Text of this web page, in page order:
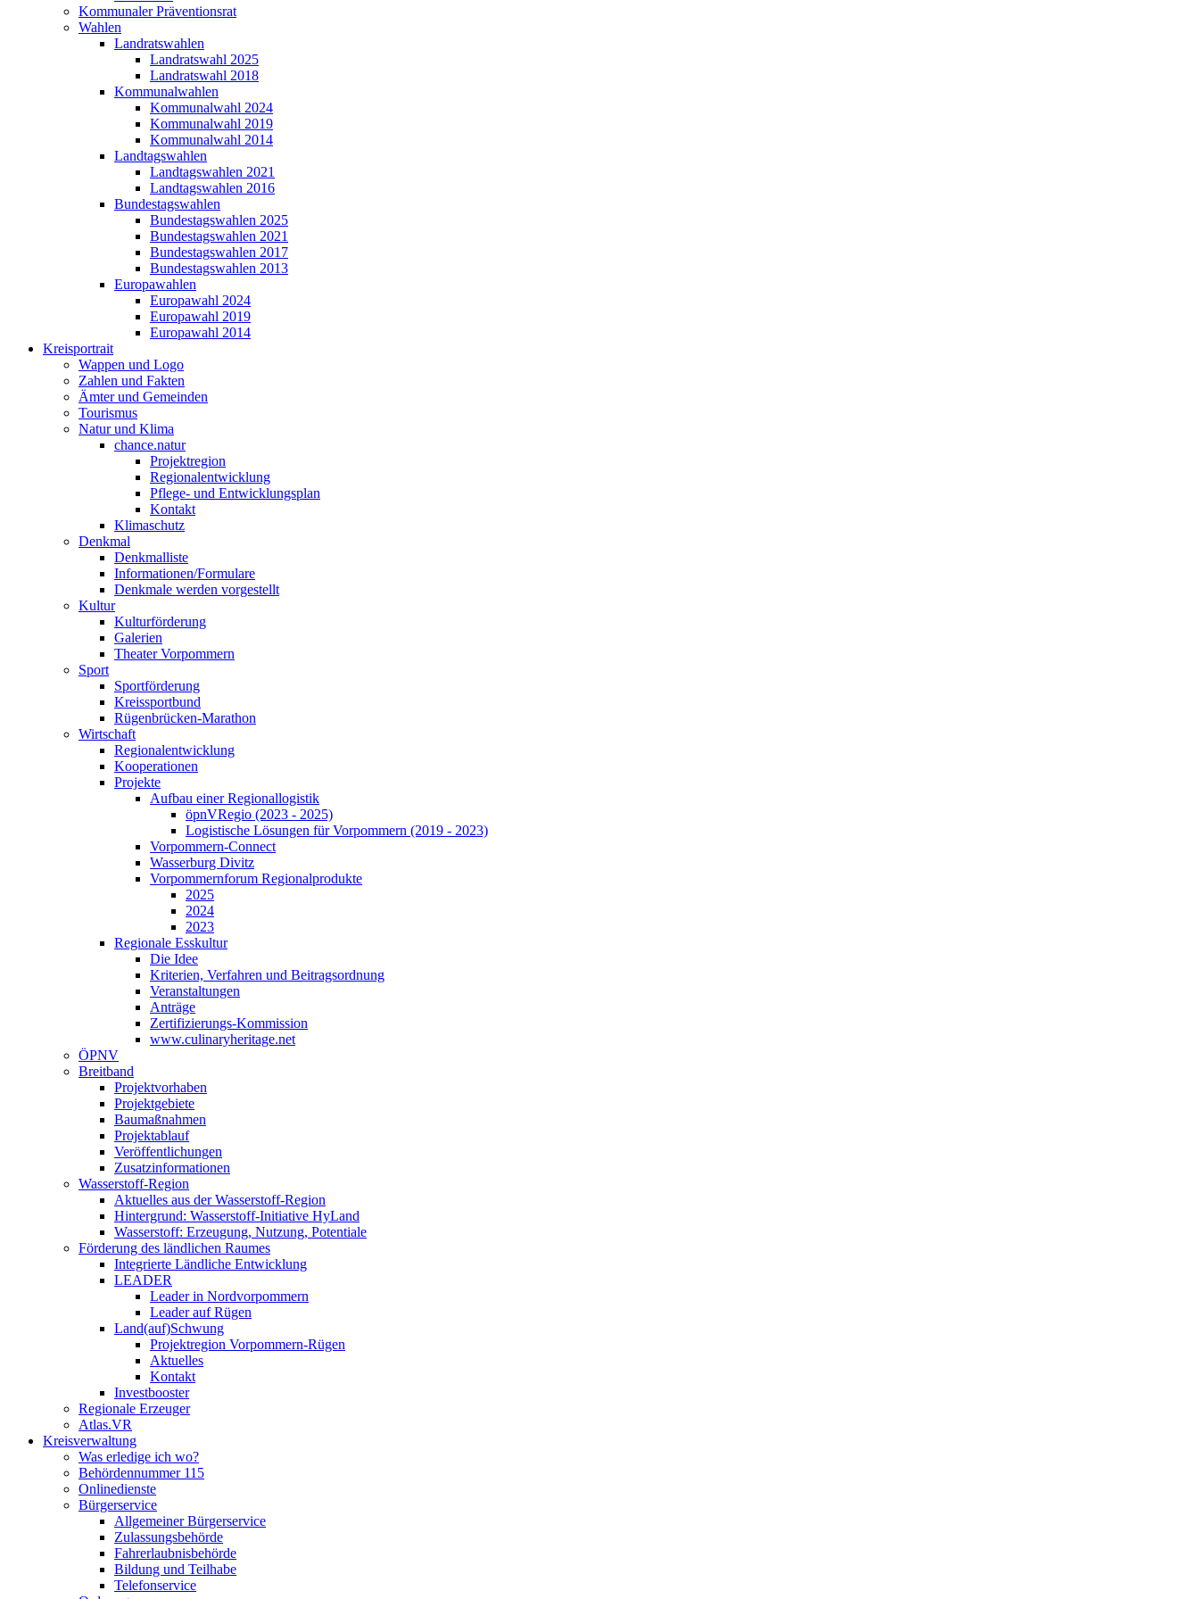
Kommunaler Präventionsrat
Wahlen
Landratswahlen
Landratswahl 2025
Landratswahl 2018
Kommunalwahlen
Kommunalwahl 2024
Kommunalwahl 2019
Kommunalwahl 2014
Landtagswahlen
Landtagswahlen 2021
Landtagswahlen 2016
Bundestagswahlen
Bundestagswahlen 2025
Bundestagswahlen 2021
Bundestagswahlen 2017
Bundestagswahlen 2013
Europawahlen
Europawahl 2024
Europawahl 2019
Europawahl 2014
Kreisportrait
Wappen und Logo
Zahlen und Fakten
Ämter und Gemeinden
Tourismus
Natur und Klima
chance.natur
Projektregion
Regionalentwicklung
Pflege- und Entwicklungsplan
Kontakt
Klimaschutz
Denkmal
Denkmalliste
Informationen/Formulare
Denkmale werden vorgestellt
Kultur
Kulturförderung
Galerien
Theater Vorpommern
Sport
Sportförderung
Kreissportbund
Rügenbrücken-Marathon
Wirtschaft
Regionalentwicklung
Kooperationen
Projekte
Aufbau einer Regionallogistik
öpnVRegio (2023 - 2025)
Logistische Lösungen­ für Vorpommern (2019 - 2023)
Vorpommern-Connect
Wasserburg Divitz
Vorpommernforum Regionalprodukte
2025
2024
2023
Regionale Esskultur
Die Idee
Kriterien, Verfahren und Beitragsordnung
Veranstaltungen
Anträge
Zertifizierungs-Kommission
www.culinaryheritage.net
ÖPNV
Breitband
Projektvorhaben
Projektgebiete
Baumaßnahmen
Projektablauf
Veröffentlichungen
Zusatzinformationen
Wasserstoff-Region
Aktuelles aus der Wasserstoff-Region
Hintergrund: Wasserstoff-Initiative HyLand
Wasserstoff: Erzeugung, Nutzung, Potentiale
Förderung des ländlichen Raumes
Integrierte Ländliche Entwicklung
LEADER
Leader in Nordvorpommern
Leader auf Rügen
Land(auf)Schwung
Projektregion Vorpommern-Rügen
Aktuelles
Kontakt
Investbooster
Regionale Erzeuger
Atlas.VR
Kreisverwaltung
Was erledige ich wo?
Behördennummer 115
Onlinedienste
Bürgerservice
Allgemeiner Bürgerservice
Zulassungsbehörde
Fahrerlaubnisbehörde
Bildung und Teilhabe
Telefonservice